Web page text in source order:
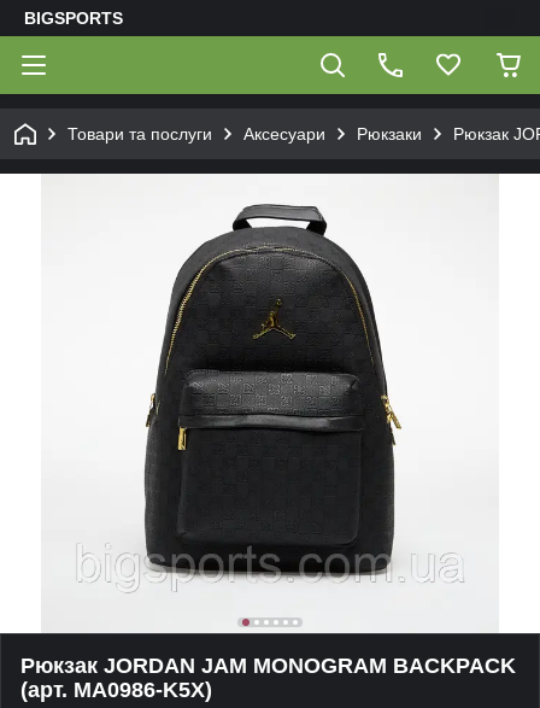
BIGSPORTS
Товари та послуги Аксесуари Рюкзаки Рюкзак
Рюкзак JORDAN JAM MONOGRAM BACKPACK
(арт. MA0986-K5X)